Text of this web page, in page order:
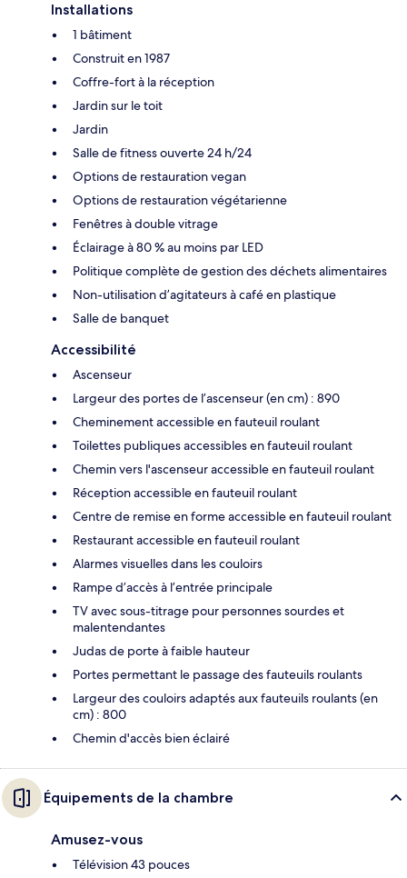
Installations
1 bâtiment
Construit en 1987
Coffre-fort à la réception
Jardin sur le toit
Jardin
Salle de fitness ouverte 24 h/24
Options de restauration vegan
Options de restauration végétarienne
Fenêtres à double vitrage
Éclairage à 80 % au moins par LED
Politique complète de gestion des déchets alimentaires
Non-utilisation d’agitateurs à café en plastique
Salle de banquet
Accessibilité
Ascenseur
Largeur des portes de l’ascenseur (en cm) : 890
Cheminement accessible en fauteuil roulant
Toilettes publiques accessibles en fauteuil roulant
Chemin vers l'ascenseur accessible en fauteuil roulant
Réception accessible en fauteuil roulant
Centre de remise en forme accessible en fauteuil roulant
Restaurant accessible en fauteuil roulant
Alarmes visuelles dans les couloirs
Rampe d’accès à l’entrée principale
TV avec sous-titrage pour personnes sourdes et
malentendantes
Judas de porte à faible hauteur
Portes permettant le passage des fauteuils roulants
Largeur des couloirs adaptés aux fauteuils roulants (en
cm) : 800
Chemin d'accès bien éclairé
Équipements de la chambre
Amusez-vous
Télévision 43 pouces